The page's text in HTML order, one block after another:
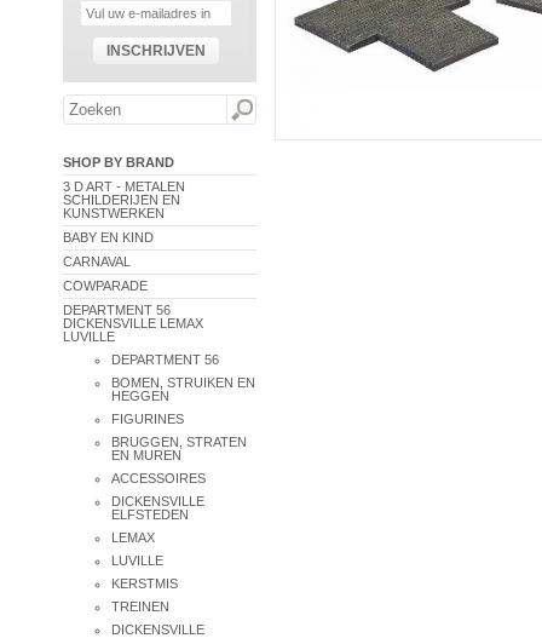
INSCHRIJVEN
SHOP BY BRAND
3 D ART - METALEN
SCHILDERIJEN EN
KUNSTWERKEN
BABY EN KIND
CARNAVAL
COWPARADE
DEPARTMENT 56
DICKENSVILLE LEMAX
LUVILLE
DEPARTMENT 56
BOMEN, STRUIKEN EN
HEGGEN
FIGURINES
BRUGGEN, STRATEN
EN MUREN
ACCESSOIRES
DICKENSVILLE
ELFSTEDEN
LEMAX
LUVILLE
KERSTMIS
TREINEN
DICKENSVILLE